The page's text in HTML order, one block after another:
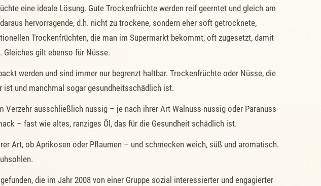
eine ideale Lösung. Gute Trockenfrüchte werden reif geerntet und gleich am
hervorragende, d.h. nicht zu trockene, sondern eher soft getrocknete,
Trockenfrüchten, die man im Supermarkt bekommt, oft zugesetzt, damit
Gleiches gilt ebenso für Nüsse.
werden und sind immer nur begrenzt haltbar. Trockenfrüchte oder Nüsse, die
ist und manchmal sogar gesundheitsschädlich ist.
ausschließlich nussig – je nach ihrer Art Walnuss-nussig oder Paranuss-
– fast wie altes, ranziges Öl, das für die Gesundheit schädlich ist.
Art, ob Aprikosen oder Pflaumen – und schmecken weich, süß und aromatisch.
die im Jahr 2008 von einer Gruppe sozial interessierter und engagierter